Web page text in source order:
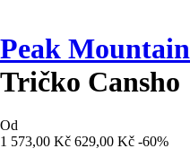
Peak Mountain
Tričko Cansho
Od
1 573,00 Kč 629,00 Kč -60%